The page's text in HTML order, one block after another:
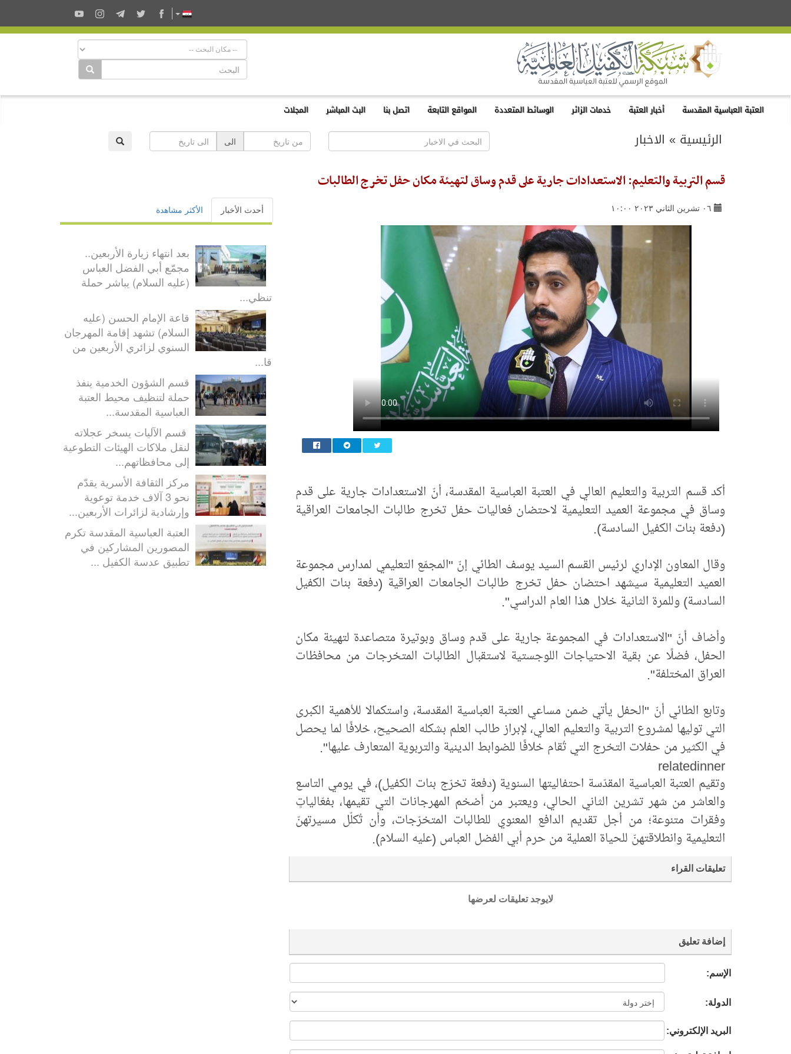
العتبة العباسية المقدسة أخبار العتبة خدمات الزائر الوسائط المتعددة المواقع التابعة اتصل بنا البث المباشر المجلات
الرئيسية » الاخبار الى
قسم التربية والتعليم: الاستعدادات جارية على قدم وساق لتهيئة مكان حفل تخرج الطالبات
٠٦ تشرين الثاني ٢٠٢٣ ١٠:٠٠
أكد قسم التربية والتعليم العالي في العتبة العباسية المقدسة، أنّ الاستعدادات جارية على قدم
وساق في مجموعة العميد التعليمية لاحتضان فعاليات حفل تخرج طالبات الجامعات العراقية
(دفعة بنات الكفيل السادسة).
وقال المعاون الإداري لرئيس القسم السيد يوسف الطائي إنّ "المجمّع التعليمي لمدارس مجموعة
العميد التعليمية سيشهد احتضان حفل تخرج طالبات الجامعات العراقية (دفعة بنات الكفيل
السادسة) وللمرة الثانية خلال هذا العام الدراسي".
وأضاف أنّ "الاستعدادات في المجموعة جارية على قدم وساق وبوتيرة متصاعدة لتهيئة مكان
الحفل، فضلًا عن بقية الاحتياجات اللوجستية لاستقبال الطالبات المتخرجات من محافظات
العراق المختلفة".
وتابع الطائي أنّ "الحفل يأتي ضمن مساعي العتبة العباسية المقدسة، واستكمالا للأهمية الكبرى
التي توليها لمشروع التربية والتعليم العالي، لإبراز طالب العلم بشكله الصحيح، خلافًا لما يحصل
في الكثير من حفلات التخرج التي تُقام خلافًا للضوابط الدينية والتربوية المتعارف عليها".
relatedinner
وتقيم العتبة العباسية المقدّسة احتفاليتها السنوية (دفعة تخرّج بنات الكفيل)، في يومي التاسع
والعاشر من شهر تشرين الثاني الحالي، ويعتبر من أضخم المهرجانات التي تقيمها، بفعّالياتٍ
وفقرات متنوعة؛ من أجل تقديم الدافع المعنوي للطالبات المتخرّجات، وأن تُكلّل مسيرتهنّ
التعليمية وانطلاقتهنّ للحياة العملية من حرم أبي الفضل العباس (عليه السلام).
تعليقات القراء
لايوجد تعليقات لعرضها
إضافة تعليق
الإسم:
الدولة:
البريد الإلكتروني:
أحدث الأخبار الأكثر مشاهدة
بعد انتهاء زيارة الأربعين..
مجمّع أبي الفضل العباس
(عليه السلام) يباشر حملة
تنظي...
قاعة الإمام الحسن (عليه
السلام) تشهد إقامة المهرجان
السنوي لزائري الأربعين من
قا...
قسم الشؤون الخدمية ينفذ
حملة لتنظيف محيط العتبة
العباسية المقدسة...
قسم الآليات يسخر عجلاته
لنقل ملاكات الهيئات التطوعية
إلى محافظاتهم...
مركز الثقافة الأسرية يقدّم
نحو 3 آلاف خدمة توعوية
وإرشادية لزائرات الأربعين...
العتبة العباسية المقدسة تكرم
المصورين المشاركين في
تطبيق عدسة الكفيل ...